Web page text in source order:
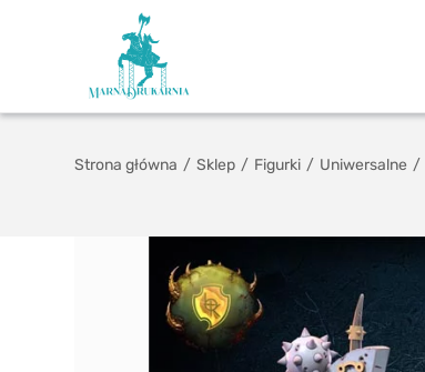
Strona główna / Sklep / Figurki / Uniwersalne /